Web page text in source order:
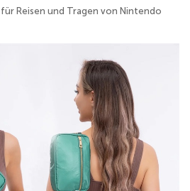
Reisen und Tragen von Nintendo